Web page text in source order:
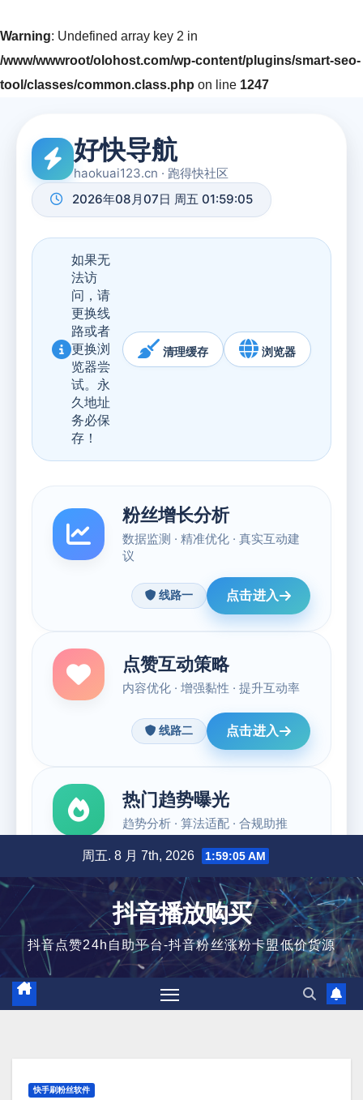
Warning: Undefined array key 2 in
/www/wwwroot/olohost.com/wp-content/plugins/smart-seo-
tool/classes/common.class.php on line 1247
容
周五. 8 月 7th, 2026 1:59:06 AM
抖音播放购买
抖音点赞24h自助平台-抖音粉丝涨粉卡盟低价货源
快手刷粉丝软件